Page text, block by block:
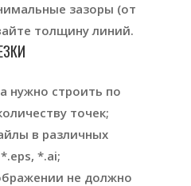
зазоры (от
толщину линий.
нужно строить по
точек;
в различных
*.ai;
не должно